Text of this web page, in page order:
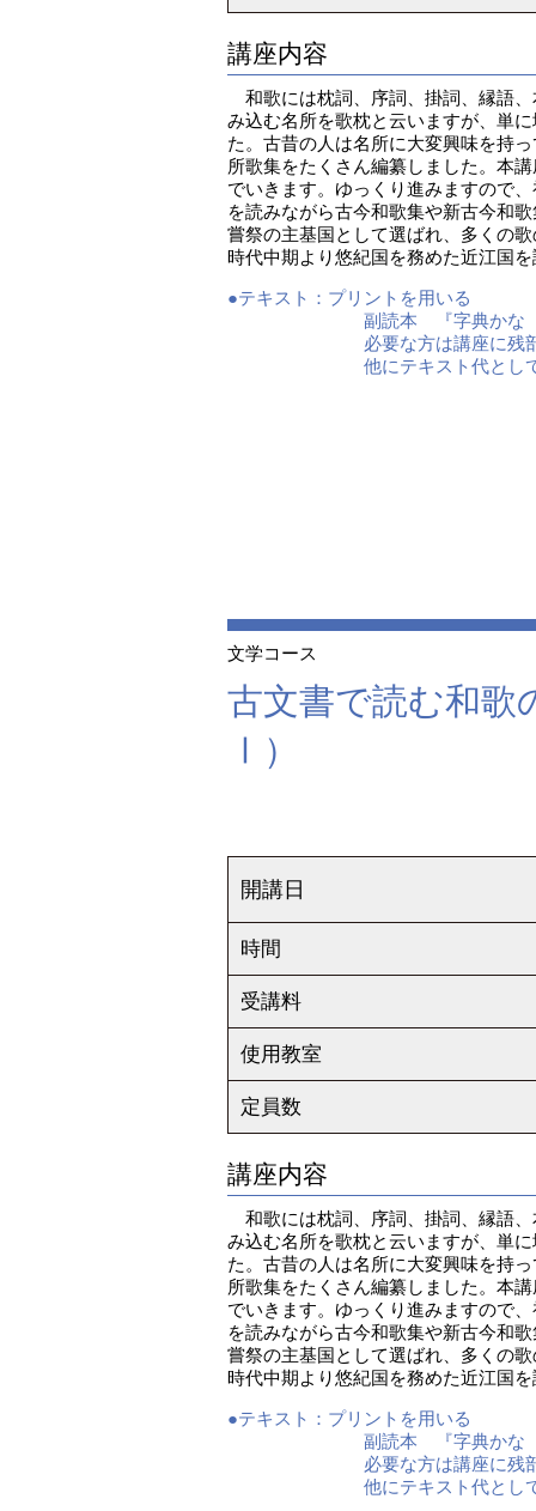
講座内容
和歌には枕詞、序詞、掛詞、縁語
み込む名所を歌枕と云いますが、単
た。古昔の人は名所に大変興味を持
所歌集をたくさん編纂しました。本
でいきます。ゆっくり進みますので
を読みながら古今和歌集や新古今和
嘗祭の主基国として選ばれ、多くの
時代中期より悠紀国を務めた近江国
●テキスト： プリントを用いる
副読本 『字典かな
必要な方は講座に残部
他にテキスト代として
文学コース
古文書で読む和
Ⅰ）
開講日
時間
受講料
使用教室
定員数
講座内容
和歌には枕詞、序詞、掛詞、縁語
み込む名所を歌枕と云いますが、単
た。古昔の人は名所に大変興味を持
所歌集をたくさん編纂しました。本
でいきます。ゆっくり進みますので
を読みながら古今和歌集や新古今和
嘗祭の主基国として選ばれ、多くの
時代中期より悠紀国を務めた近江国
●テキスト： プリントを用いる
副読本 『字典かな
必要な方は講座に残部
他にテキスト代として